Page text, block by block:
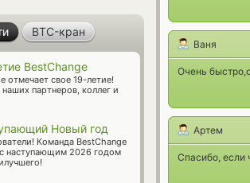
Ваня
Очень
Артем
Спасибо, если
BTC-кран
BestChange
отмечает свое 19-летие!
партнеров, коллег и
Новый год
Команда BestChange
с наступающим 2026 годом